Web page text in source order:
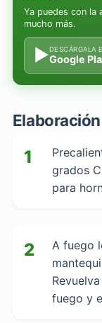
Ya puedes con la
mucho más.
▶DESCÁRGALA
Google
Elaboración
1
grados
para
2
A fuego
fuego y